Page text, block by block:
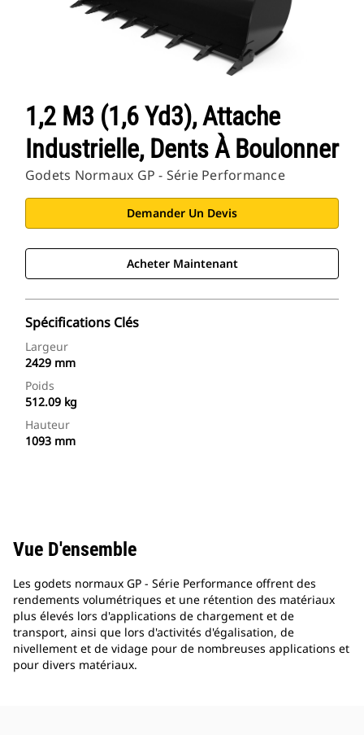
1,2 M3 (1,6 Yd3), Attache
Industrielle, Dents À Boulonner
Godets Normaux GP - Série Performance
Demander Un Devis
Acheter Maintenant
Spécifications Clés
Largeur
2429 mm
Poids
512.09 kg
Hauteur
1093 mm
Vue D'ensemble
Les godets normaux GP - Série Performance offrent des
rendements volumétriques et une rétention des matériaux
plus élevés lors d'applications de chargement et de
transport, ainsi que lors d'activités d'égalisation, de
nivellement et de vidage pour de nombreuses applications et
pour divers matériaux.